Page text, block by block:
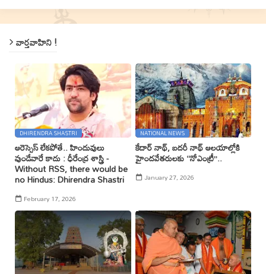
వార్తవాహిని !
DHIRENDRA SHASTRI
ఆరెస్సెస్ లేకపోతే.. హిందువులు
వుండేవారే కాదు : ధీరేంద్ర శాస్త్రి -
Without RSS, there would be
no Hindus: Dhirendra Shastri
February 17, 2026
NATIONAL NEWS
కేదార్ నాథ్, బదరీ నాథ్ ఆలయాల్లోకి
హైందవేతరులకు ‘‘నోఎంట్రీ’’..
January 27, 2026